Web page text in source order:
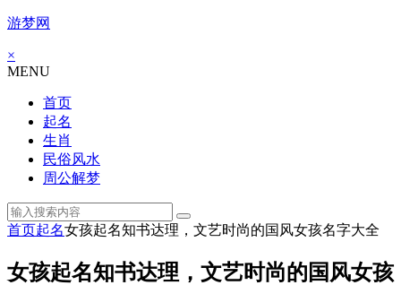
游梦网
×
MENU
首页
起名
生肖
民俗风水
周公解梦
首页起名女孩起名知书达理，文艺时尚的国风女孩名字大全
女孩起名知书达理，文艺时尚的国风女孩